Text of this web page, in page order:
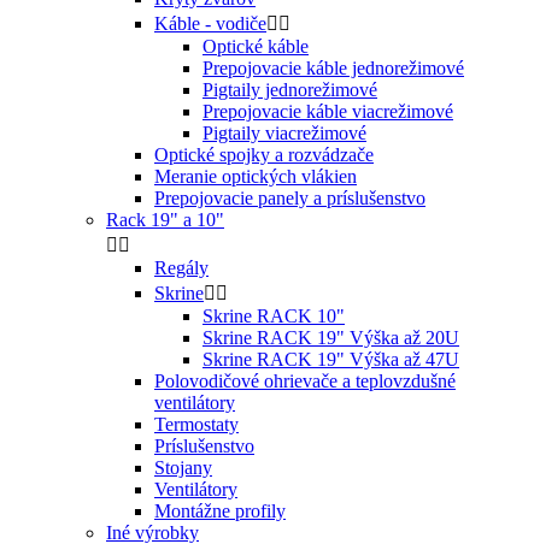
Káble - vodiče 
Optické káble
Prepojovacie káble jednorežimové
Pigtaily jednorežimové
Prepojovacie káble viacrežimové
Pigtaily viacrežimové
Optické spojky a rozvádzače
Meranie optických vlákien
Prepojovacie panely a príslušenstvo
Rack 19" a 10"
 
Regály
Skrine 
Skrine RACK 10"
Skrine RACK 19" Výška až 20U
Skrine RACK 19" Výška až 47U
Polovodičové ohrievače a teplovzdušné
ventilátory
Termostaty
Príslušenstvo
Stojany
Ventilátory
Montážne profily
Iné výrobky